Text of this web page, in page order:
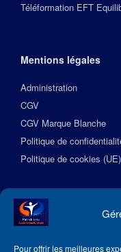
Pour offrir les meilleures
Téléformation EFT
Mentions légales
Administration
CGV
CGV Marque Blanche
Politique de
Politique de cookies (UE)
Suivez l’Académie